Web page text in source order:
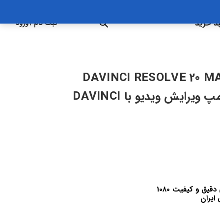
خرید ثبت نام/ورود
DAVINCI RESOLVE 20
EDITING BOOTCAMP | بوتکمپ ویرایش ویدیو با DAVINCI